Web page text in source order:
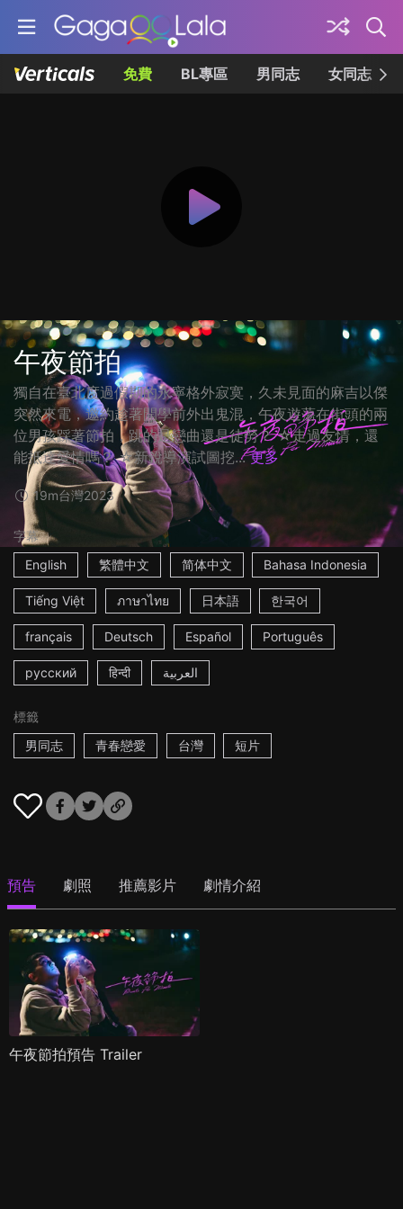
免費 BL專區 男同志 女同志
午夜節拍
獨自在臺北度過假期的永寧格外寂寞，久未見面的麻吉以傑
突然來電，邀約趁著開學前外出鬼混，午夜遊蕩在街頭的兩
位男孩踩著節拍，跳的是戀曲還是徒勞？ ☆走過友情，還
能抵達愛情嗎？ ☆新銳導演試圖挖... 更多
19m台灣2023
字幕
English
繁體中文 简体中文 Bahasa Indonesia
Tiếng Việt ภาษาไทย 日本語 한국어
français Deutsch Español Português
русский हिन्दी العربية
標籤
男同志
青春戀愛 台灣 短片
預告 劇照 推薦影片 劇情介紹
午夜節拍預告 Trailer